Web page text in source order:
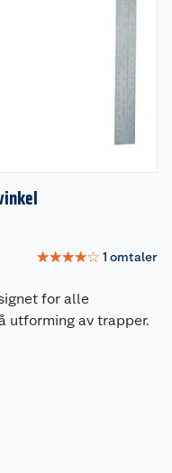
☆☆☆☆☆ 1 omtaler
for alle
utforming av trapper.